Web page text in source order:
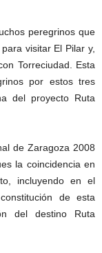
peregrinos que
visitar El Pilar y,
Torreciudad. Esta
por estos tres
del proyecto Ruta
de Zaragoza 2008
la coincidencia en
incluyendo en el
de esta
del destino Ruta